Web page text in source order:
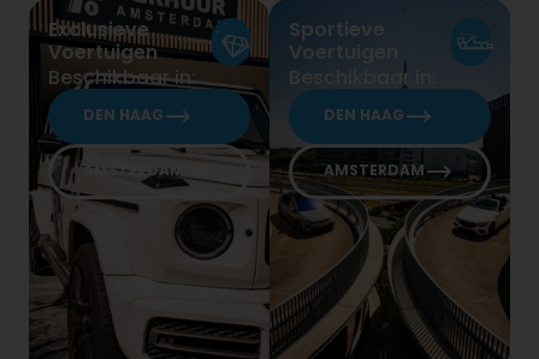
Exclusieve
Voertuigen
Beschikbaar in:
DEN HAAG
AMSTERDAM
Sportieve
Voertuigen
Beschikbaar in:
DEN HAAG
AMSTERDAM